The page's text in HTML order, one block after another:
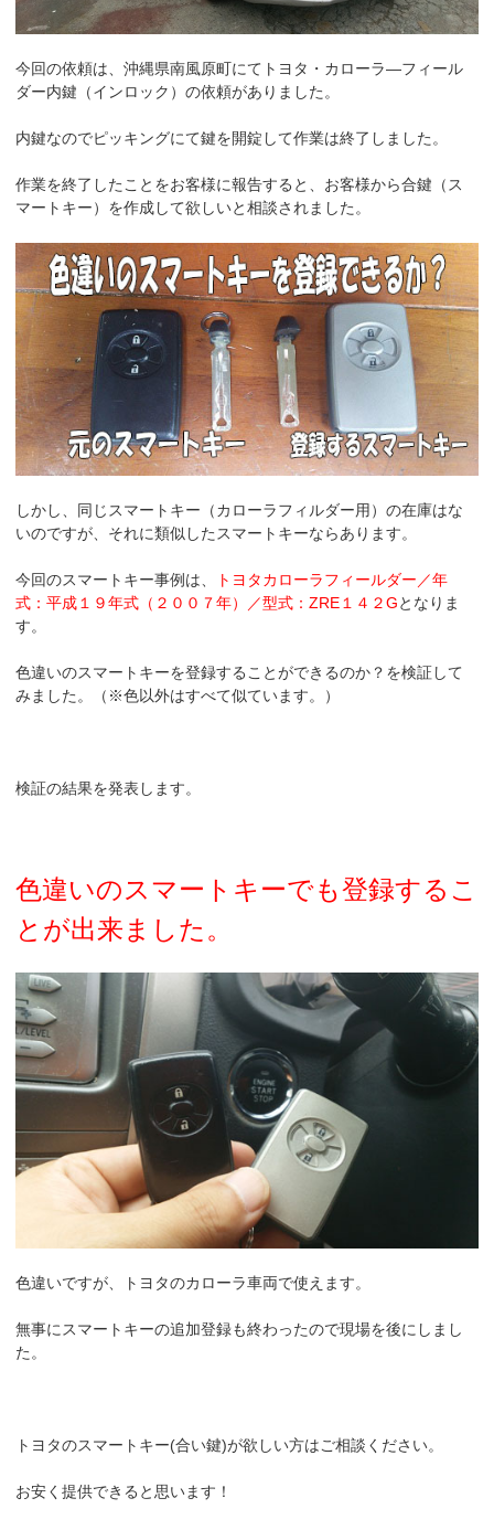
今回の依頼は、沖縄県南風原町にてトヨタ・カローラ―フィール
ダー内鍵（インロック）の依頼がありました。
内鍵なのでピッキングにて鍵を開錠して作業は終了しました。
作業を終了したことをお客様に報告すると、お客様から合鍵（ス
マートキー）を作成して欲しいと相談されました。
しかし、同じスマートキー（カローラフィルダー用）の在庫はな
いのですが、それに類似したスマートキーならあります。
今回のスマートキー事例は、
トヨタカローラフィールダー／年
式：平成１９年式（２００７年）／型式：ZRE１４２Gとなりま
す。
色違いのスマートキーを登録することができるのか？を検証して
みました。（※色以外はすべて似ています。）
検証の結果を発表します。
色違いのスマートキーでも登録するこ
とが出来ました。
色違いですが、トヨタのカローラ車両で使えます。
無事にスマートキーの追加登録も終わったので現場を後にしまし
た。
トヨタのスマートキー(合い鍵)が欲しい方はご相談ください。
お安く提供できると思います！